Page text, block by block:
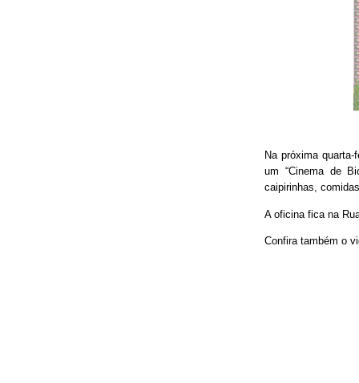
Na próxima
um “Cinema de
caipirinhas,
A oficina fica na
Confira também o